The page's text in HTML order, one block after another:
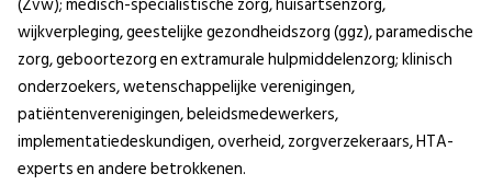
wijkverpleging, geestelijke gezondheidszorg (ggz), paramedische
zorg, geboortezorg en extramurale hulpmiddelenzorg; klinisch
onderzoekers, wetenschappelijke verenigingen,
patiëntenverenigingen, beleidsmedewerkers,
implementatiedeskundigen, overheid, zorgverzekeraars, HTA-
experts en andere betrokkenen.